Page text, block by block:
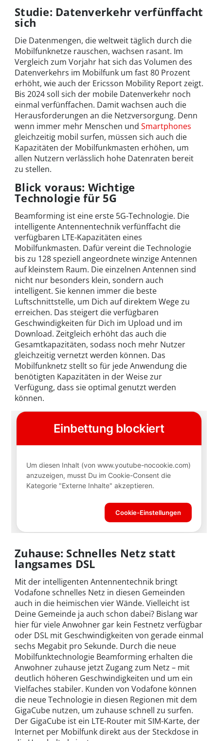
Studie: Datenverkehr verfünffacht
sich
Die Datenmengen, die weltweit täglich durch die
Mobilfunknetze rauschen, wachsen rasant. Im
Vergleich zum Vorjahr hat sich das Volumen des
Datenverkehrs im Mobilfunk um fast 80 Prozent
erhöht, wie auch der Ericsson Mobility Report zeigt.
Bis 2024 soll sich der mobile Datenverkehr noch
einmal verfünffachen. Damit wachsen auch die
Herausforderungen an die Netzversorgung. Denn
wenn immer mehr Menschen und Smartphones
gleichzeitig mobil surfen, müssen sich auch die
Kapazitäten der Mobilfunkmasten erhöhen, um
allen Nutzern verlässlich hohe Datenraten bereit
zu stellen.
Blick voraus: Wichtige
Technologie für 5G
Beamforming ist eine erste 5G-Technologie. Die
intelligente Antennentechnik verfünffacht die
verfügbaren LTE-Kapazitäten eines
Mobilfunkmasten. Dafür vereint die Technologie
bis zu 128 speziell angeordnete winzige Antennen
auf kleinstem Raum. Die einzelnen Antennen sind
nicht nur besonders klein, sondern auch
intelligent. Sie kennen immer die beste
Luftschnittstelle, um Dich auf direktem Wege zu
erreichen. Das steigert die verfügbaren
Geschwindigkeiten für Dich im Upload und im
Download. Zeitgleich erhöht das auch die
Gesamtkapazitäten, sodass noch mehr Nutzer
gleichzeitig vernetzt werden können. Das
Mobilfunknetz stellt so für jede Anwendung die
benötigten Kapazitäten in der Weise zur
Verfügung, dass sie optimal genutzt werden
können.
Zuhause: Schnelles Netz statt
langsames DSL
Mit der intelligenten Antennentechnik bringt
Vodafone schnelles Netz in diesen Gemeinden
auch in die heimischen vier Wände. Vielleicht ist
Deine Gemeinde ja auch schon dabei? Bislang war
hier für viele Anwohner gar kein Festnetz verfügbar
oder DSL mit Geschwindigkeiten von gerade einmal
sechs Megabit pro Sekunde. Durch die neue
Mobilfunktechnologie Beamforming erhalten die
Anwohner zuhause jetzt Zugang zum Netz – mit
deutlich höheren Geschwindigkeiten und um ein
Vielfaches stabiler. Kunden von Vodafone können
die neue Technologie in diesen Regionen mit dem
GigaCube nutzen, um zuhause schnell zu surfen.
Der GigaCube ist ein LTE-Router mit SIM-Karte, der
Internet per Mobilfunk direkt aus der Steckdose in